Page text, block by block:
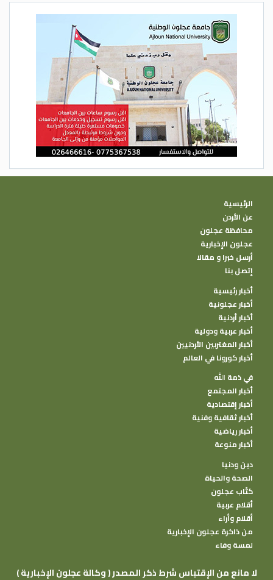
الرئيسية
عن الأردن
محافظة عجلون
عجلون الإخبارية
أرسل خبرا و مقالا
إتصل بنا
أخبار رئيسية
أخبار عجلونية
أخبار أردنية
أخبار عربية ودولية
أخبار المغتربين الأردنيين
أخبار كورونا في العالم
في ذمة الله
أخبار المجتمع
أخبار إقتصادية
أخبار ثقافية وفنية
أخبار رياضية
أخبار منوعة
دين ودنيا
الصحة والحياة
كتًاب عجلون
أقلام عربية
أقلام وأراء
من ذاكرة عجلون الإخبارية
لمسة وفاء
( وكالة عجلون الإخبارية ) لا مانع من الإقتباس شرط ذكر المصدر